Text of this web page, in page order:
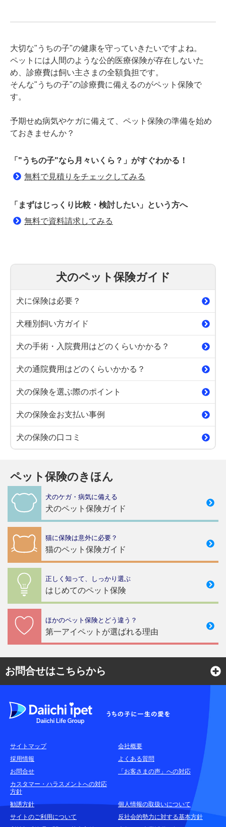
大切な"うちの子"の健康を守っていきたいですよね。
ペットには人間のような公的医療保険が存在しないた
め、診療費は飼い主さまの全額負担です。
そんな"うちの子"の診療費に備えるのがペット保険で
す。
予期せぬ病気やケガに備えて、ペット保険の準備を始め
ておきませんか？
「"うちの子"なら月々いくら？」がすぐわかる！
無料で見積りをチェックしてみる
「まずはじっくり比較・検討したい」という方へ
無料で資料請求してみる
犬のペット保険ガイド
犬に保険は必要？
犬種別飼い方ガイド
犬の手術・入院費用はどのくらいかかる？
犬の通院費用はどのくらいかかる？
犬の保険を選ぶ際のポイント
犬の保険金お支払い事例
犬の保険の口コミ
ペット保険のきほん
犬のケガ・病気に備える
犬のペット保険ガイド
猫に保険は意外に必要？
猫のペット保険ガイド
正しく知って、しっかり選ぶ
はじめてのペット保険
ほかのペット保険とどう違う？
第一アイペットが選ばれる理由
お問合せはこちらから
各種お問合せ窓口
耳や言葉の不自由なお客さまのお問合せ窓口
お申込みをご検討中のお客さま
(商品に関するお問合せ・資料請求)
資料請求はこちら
サイトマップ
会社概要
採用情報
よくある質問
お問合せ
「お客さまの声」への対応
カスタマー・ハラスメントへの対応
方針
勧誘方針
個人情報の取扱いについて
サイトのご利用について
反社会的勢力に対する基本方針